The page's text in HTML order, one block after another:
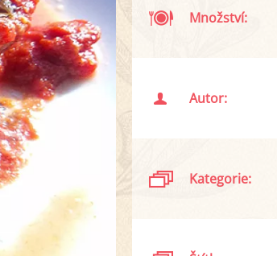
Množství:
Autor:
Kategorie: